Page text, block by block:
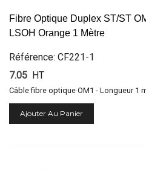
Fibre Optique Duplex ST/ST
LSOH Orange 1 Mètre
Référence: CF221-1
7.05 HT
Câble fibre optique OM1 - Longueur 1
Ajouter Au Panier